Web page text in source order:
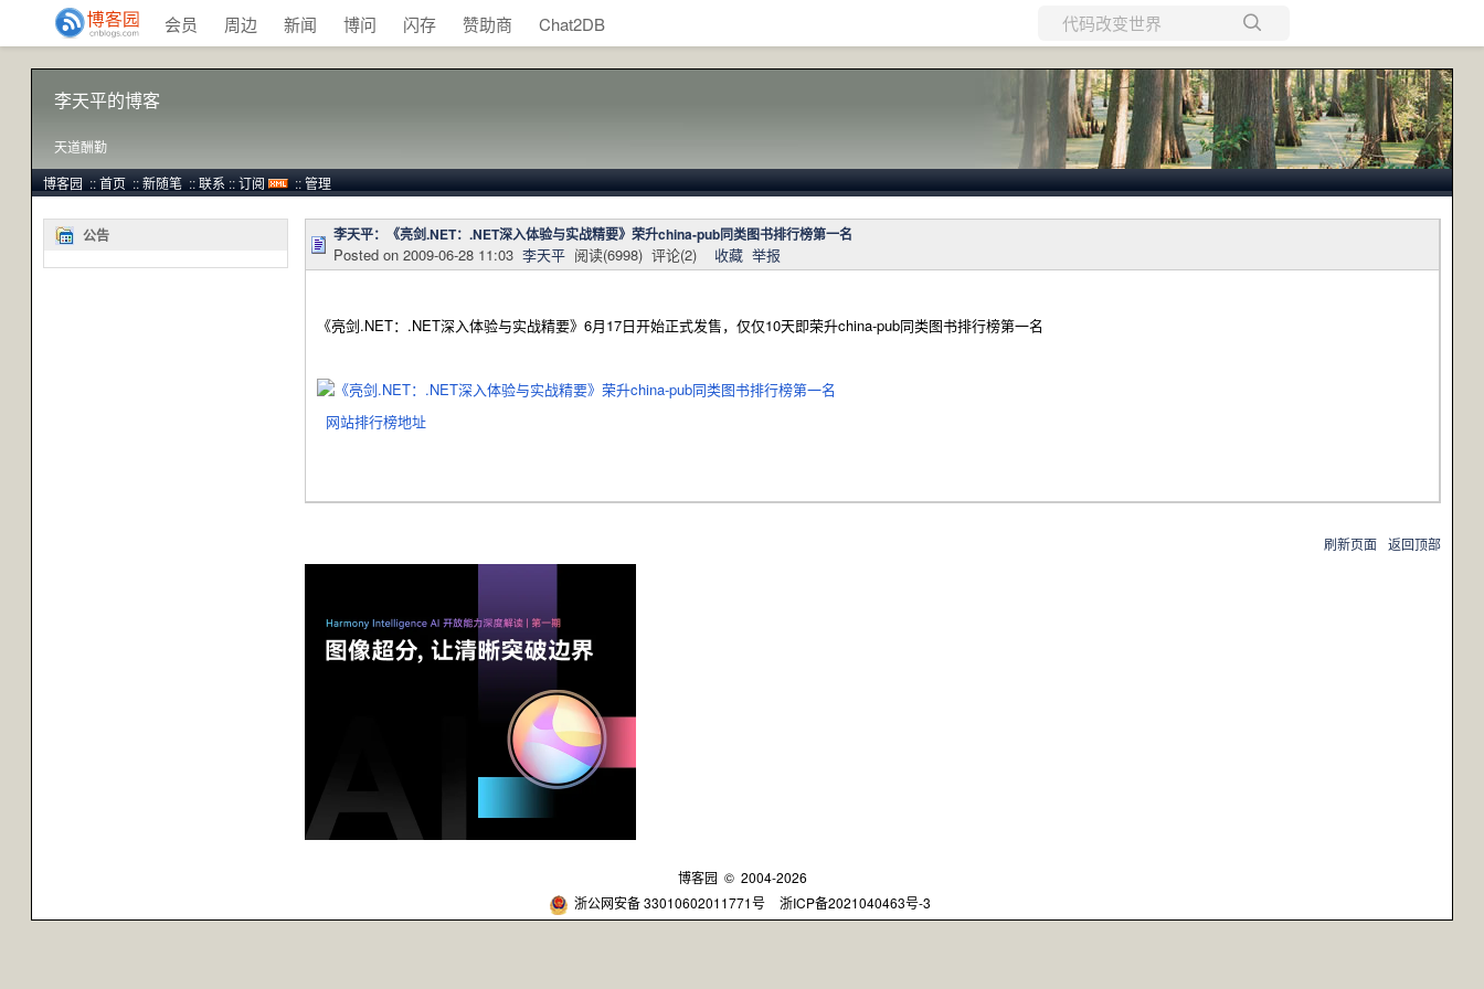
会员 周边 新闻 博问 闪存 赞助商 Chat2DB
当前博客
李天平的博客
天道酬勤
博客园::首页::新随笔::联系::订阅 ::管理
公告 李天平：《亮剑.NET：.NET深入体验与实战精要》荣升china-pub同类图书排行榜第一名
Posted on 2009-06-28 11:03 李天平 阅读(6998) 评论(2) 收藏 举报
《亮剑.NET：.NET深入体验与实战精要》6月17日开始正式发售，仅仅10天即荣升china-pub同类图书排行榜第一名
网站排行榜地址
刷新页面 返回顶部
博客园 © 2004-2026
浙公网安备 33010602011771号
浙ICP备2021040463号-3